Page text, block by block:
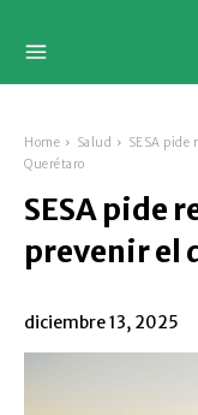
Home Salud
SESA pide
Querétaro
SESA pide
prevenir el
diciembre 13, 2025